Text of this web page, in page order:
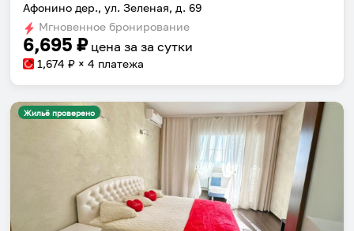
Афонино дер., ул. Зеленая, д. 69
Мгновенное бронирование
6,695 ₽ цена за за сутки
1,674 ₽ × 4 платежа
Жильё проверено